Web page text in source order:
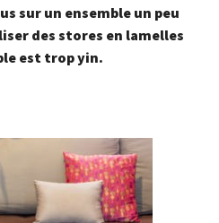
sur un ensemble un peu
des stores en lamelles
est trop yin.